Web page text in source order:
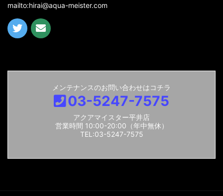
mailto:hirai@aqua-meister.com
メンテナンスのお問い合わせはコチラ
03-5247-7575
アクアマイスター平井店
営業時間 10:00-20:00（年中無休）
TEL:03-5247-7575